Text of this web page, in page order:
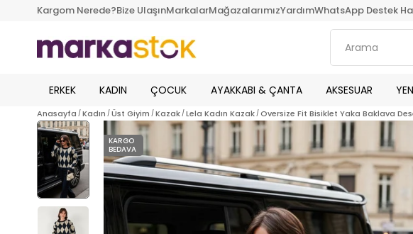
Kargom Nerede?Bize UlaşınMarkalarMağazalarımızYardımWhatsApp Destek
ERKEK KADIN ÇOCUK AYAKKABI & ÇANTA AKSESUAR
Anasayfa Kadın Üst Giyim Kazak Lela Kadın Kazak Oversize Fit Bisiklet Yaka Baklava
KARGO
BEDAVA